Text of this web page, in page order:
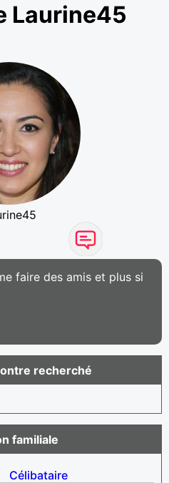
Laurine45
faire des amis et plus si
recherché
familiale
Célibataire